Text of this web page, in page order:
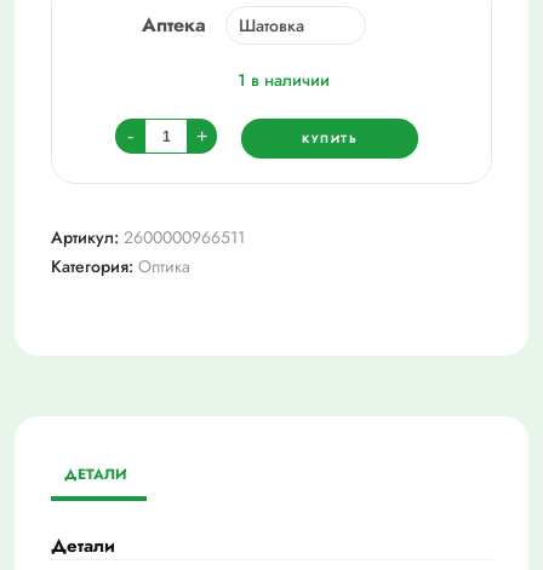
Аптека
1 в наличии
-
Количество
товара
Очки
ralph0840
+ КУПИТЬ
Артикул: 2600000966511
Категория: Оптика
ДЕТАЛИ
Детали